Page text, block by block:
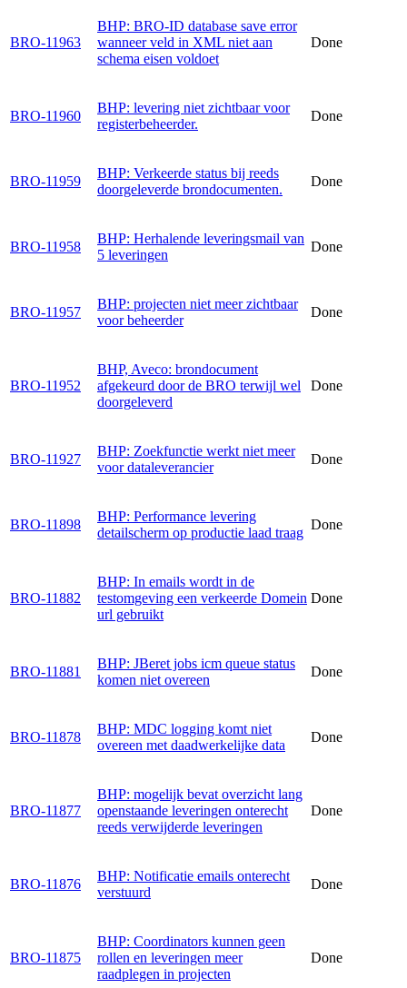
BRO-11963
BHP: BRO-ID database save error
wanneer veld in XML niet aan
schema eisen voldoet
Done
BRO-11960
BHP: levering niet zichtbaar voor
registerbeheerder.
Done
BRO-11959
BHP: Verkeerde status bij reeds
doorgeleverde brondocumenten.
Done
BRO-11958
BHP: Herhalende leveringsmail van
5 leveringen
Done
BRO-11957
BHP: projecten niet meer zichtbaar
voor beheerder
Done
BRO-11952
BHP, Aveco: brondocument
afgekeurd door de BRO terwijl wel
doorgeleverd
Done
BRO-11927
BHP: Zoekfunctie werkt niet meer
voor dataleverancier
Done
BRO-11898
BHP: Performance levering
detailscherm op productie laad traag
Done
BRO-11882
BHP: In emails wordt in de
testomgeving een verkeerde Domein
url gebruikt
Done
BRO-11881
BHP: JBeret jobs icm queue status
komen niet overeen
Done
BRO-11878
BHP: MDC logging komt niet
overeen met daadwerkelijke data
Done
BRO-11877
BHP: mogelijk bevat overzicht lang
openstaande leveringen onterecht
reeds verwijderde leveringen
Done
BRO-11876
BHP: Notificatie emails onterecht
verstuurd
Done
BRO-11875
BHP: Coordinators kunnen geen
rollen en leveringen meer
raadplegen in projecten
Done